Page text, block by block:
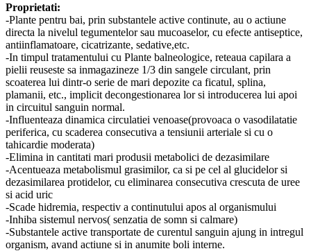
Proprietati:
-Plante pentru bai, prin substantele active continute, au o actiune
directa la nivelul tegumentelor sau mucoaselor, cu efecte antiseptice,
antiinflamatoare, cicatrizante, sedative,etc.
-In timpul tratamentului cu Plante balneologice, reteaua capilara a
pielii reuseste sa inmagazineze 1/3 din sangele circulant, prin
scoaterea lui dintr-o serie de mari depozite ca ficatul, splina,
plamanii, etc., implicit decongestionarea lor si introducerea lui apoi
in circuitul sanguin normal.
-Influenteaza dinamica circulatiei venoase(provoaca o vasodilatatie
periferica, cu scaderea consecutiva a tensiunii arteriale si cu o
tahicardie moderata)
-Elimina in cantitati mari produsii metabolici de dezasimilare
-Acentueaza metabolismul grasimilor, ca si pe cel al glucidelor si
dezasimilarea protidelor, cu eliminarea consecutiva crescuta de uree
si acid uric
-Scade hidremia, respectiv a continutului apos al organismului
-Inhiba sistemul nervos( senzatia de somn si calmare)
-Substantele active transportate de curentul sanguin ajung in intregul
organism, avand actiune si in anumite boli interne.